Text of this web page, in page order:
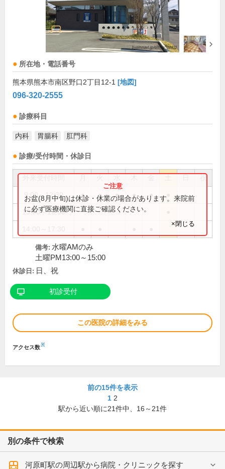
所在地・電話番号
熊本県熊本市南区野口2丁目12-1 [地図]
096-320-2555
診療科目
内科 胃腸科 肛門科
診療/受付時間・休診日
祝
9:00～12:30 ● ● ● ● ●
13:00～15:00
お盆(8月中旬)は休診・休業の場合があります。来院前
に必ず医療機関に直接ご確認ください。
×閉じる
備考: 水曜AMのみ
土曜PM13:00～15:00
休診日: 日、祝
初診受付
この医院の詳細をみる
アクセス数※
前の15件を表示
1 2
駅から近い順に21件中、 16～21件
別の条件で検索
河原町駅の周辺駅から病院・クリニックを探す